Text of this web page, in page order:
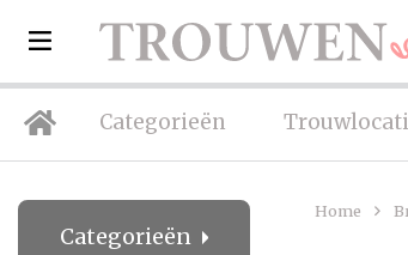
Categorieën
Categorieën
Home